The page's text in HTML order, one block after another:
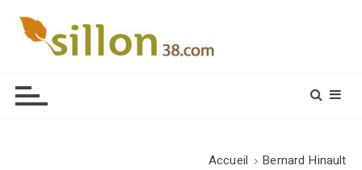
Accueil Bernard Hinault